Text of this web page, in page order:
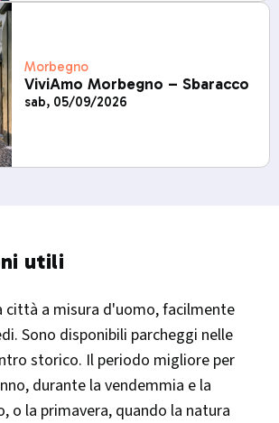
Morbegno
ViviAmo Morbegno – Sbaracco
sab, 05/09/2026
utili
città a misura d'uomo, facilmente
Sono disponibili parcheggi nelle
storico. Il periodo migliore per
durante la vendemmia e la
o la primavera, quando la natura